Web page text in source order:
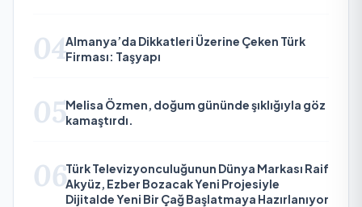
04Almanya’da Dikkatleri Üzerine Çeken Türk
Firması: Taşyapı
05Melisa Özmen, doğum gününde şıklığıyla göz
kamaştırdı.
06Türk Televizyonculuğunun Dünya Markası Raif
Akyüz, Ezber Bozacak Yeni Projesiyle
Dijitalde Yeni Bir Çağ Başlatmaya Hazırlanıyor